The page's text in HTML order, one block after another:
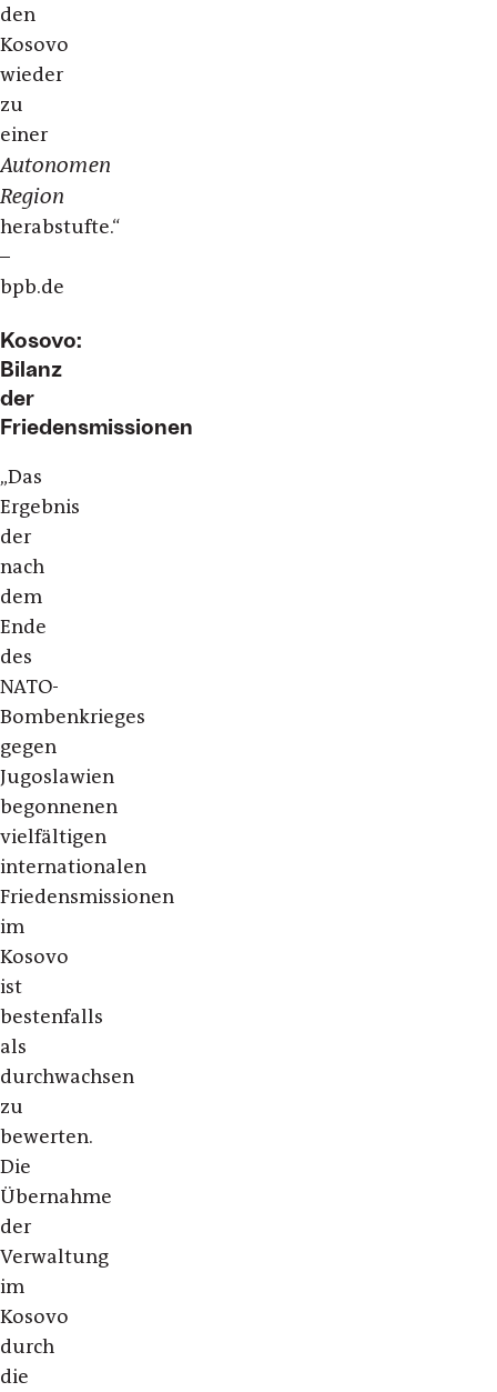
den
Kosovo
wieder
zu
einer
Autonomen
Region
herabstufte.“
–
bpb.de
Kosovo:
Bilanz
der
Friedensmissionen
„Das
Ergebnis
der
nach
dem
Ende
des
NATO-
Bombenkrieges
gegen
Jugoslawien
begonnenen
vielfältigen
internationalen
Friedensmissionen
im
Kosovo
ist
bestenfalls
als
durchwachsen
zu
bewerten.
Die
Übernahme
der
Verwaltung
im
Kosovo
durch
die